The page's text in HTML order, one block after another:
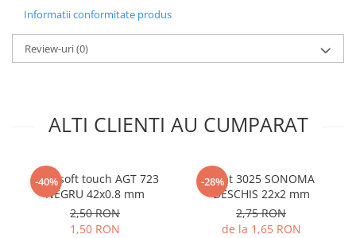
Informatii conformitate produs
Review-uri(0)
ALTI CLIENTI AU CUMPARAT
-40%
Cant soft touch AGT 723
NEGRU 42x0.8 mm
2,50 RON
1,50 RON
-28%
Cant 3025 SONOMA
DESCHIS 22x2 mm
2,75 RON
de la 1,65 RON